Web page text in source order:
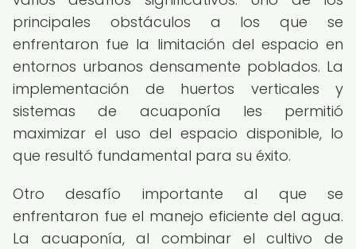
principales obstáculos a los que se
enfrentaron fue la limitación del espacio en
entornos urbanos densamente poblados. La
implementación de huertos verticales y
sistemas de acuaponía les permitió
maximizar el uso del espacio disponible, lo
que resultó fundamental para su éxito.
Otro desafío importante al que se
enfrentaron fue el manejo eficiente del agua.
La acuaponía, al combinar el cultivo de